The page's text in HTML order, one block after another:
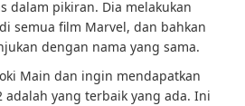
dalam pikiran. Dia melakukan
semua film Marvel, dan bahkan
dengan nama yang sama.
Main dan ingin mendapatkan
adalah yang terbaik yang ada. Ini